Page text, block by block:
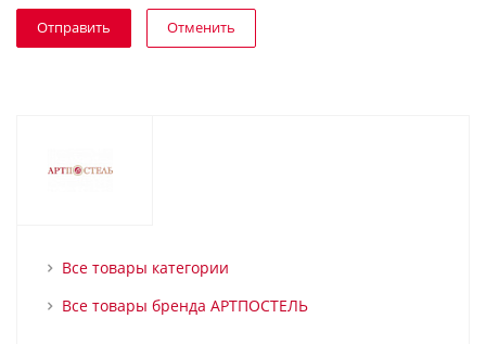
Отменить
Все товары категории
Все товары бренда АРТПОСТЕЛЬ